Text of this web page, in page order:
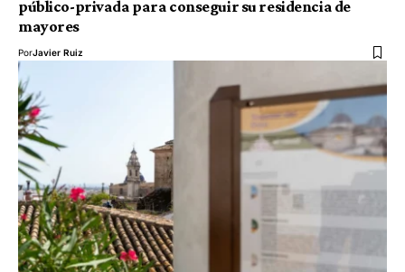
público-privada para conseguir su residencia de
mayores
PorJavier Ruiz